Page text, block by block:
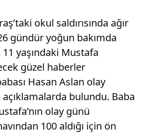
okul saldırısında ağır
gündür yoğun bakımda
yaşındaki Mustafa
güzel haberler
Hasan Aslan olay
bulundu. Baba
olay günü
100 aldığı için ön